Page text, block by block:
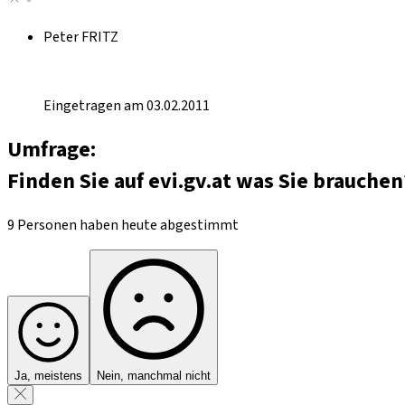
Peter FRITZ
Eingetragen am 03.02.2011
Umfrage:
Finden Sie auf evi.gv.at was Sie
9 Personen haben heute abgestimmt
Ja, meistens Nein, manchmal nicht